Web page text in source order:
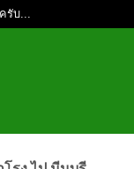
รับ...